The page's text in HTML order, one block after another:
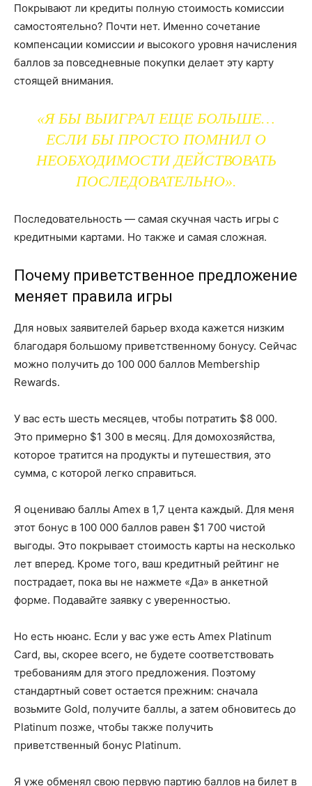
Покрывают ли кредиты полную стоимость комиссии
самостоятельно? Почти нет. Именно сочетание
компенсации комиссии и высокого уровня начисления
баллов за повседневные покупки делает эту карту
стоящей внимания.
«Я БЫ ВЫИГРАЛ ЕЩЕ БОЛЬШЕ…
ЕСЛИ БЫ ПРОСТО ПОМНИЛ О
НЕОБХОДИМОСТИ ДЕЙСТВОВАТЬ
ПОСЛЕДОВАТЕЛЬНО».
Последовательность — самая скучная часть игры с
кредитными картами. Но также и самая сложная.
Почему приветственное предложение
меняет правила игры
Для новых заявителей барьер входа кажется низким
благодаря большому приветственному бонусу. Сейчас
можно получить до 100 000 баллов Membership
Rewards.
У вас есть шесть месяцев, чтобы потратить $8 000.
Это примерно $1 300 в месяц. Для домохозяйства,
которое тратится на продукты и путешествия, это
сумма, с которой легко справиться.
Я оцениваю баллы Amex в 1,7 цента каждый. Для меня
этот бонус в 100 000 баллов равен $1 700 чистой
выгоды. Это покрывает стоимость карты на несколько
лет вперед. Кроме того, ваш кредитный рейтинг не
пострадает, пока вы не нажмете «Да» в анкетной
форме. Подавайте заявку с уверенностью.
Но есть нюанс. Если у вас уже есть Amex Platinum
Card, вы, скорее всего, не будете соответствовать
требованиям для этого предложения. Поэтому
стандартный совет остается прежним: сначала
возьмите Gold, получите баллы, а затем обновитесь до
Platinum позже, чтобы также получить
приветственный бонус Platinum.
Я уже обменял свою первую партию баллов на билет в